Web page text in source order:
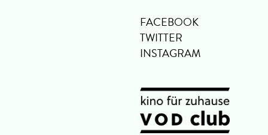
FACEBOOK
TWITTER
INSTAGRAM